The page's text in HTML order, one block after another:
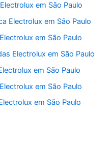
em São Paulo
Electrolux em São Paulo
em São Paulo
Electrolux em São Paulo
em São Paulo
em São Paulo
em São Paulo